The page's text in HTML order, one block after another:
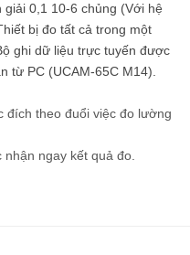
giải 0,1 10-6 chủng (Với hệ
bị đo tất cả trong một
ghi dữ liệu trực tuyến được
từ PC (UCAM-65C M14).
đích theo đuổi việc đo lường
ngay kết quả đo.